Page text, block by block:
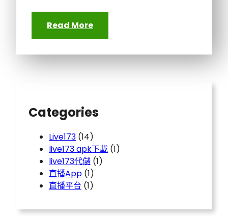
Read More
Categories
Live173 (14)
live173 apk下載 (1)
live173代儲 (1)
直播App (1)
直播平台 (1)